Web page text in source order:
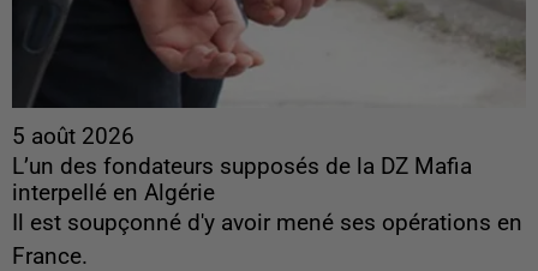
5 août 2026
L’un des fondateurs supposés de la DZ Mafia
interpellé en Algérie
Il est soupçonné d'y avoir mené ses opérations en
France.